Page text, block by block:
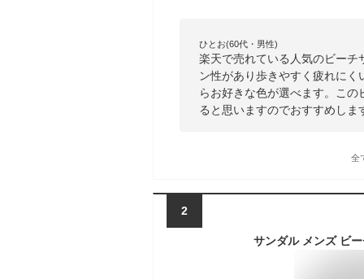
ひとお(60代・男性)
楽天で売れている人気のビーチ
ン性があり歩きやすく疲れに
らお好きな色が選べます。こ
ると思いますのでおすすめしま
全
2